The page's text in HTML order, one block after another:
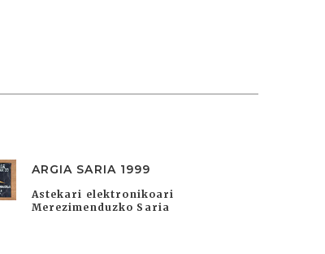
ARGIA SARIA 1999
Astekari elektronikoari
Merezimenduzko Saria